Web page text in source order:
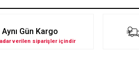
Aynı Gün Kargo
verilen siparişler içindir